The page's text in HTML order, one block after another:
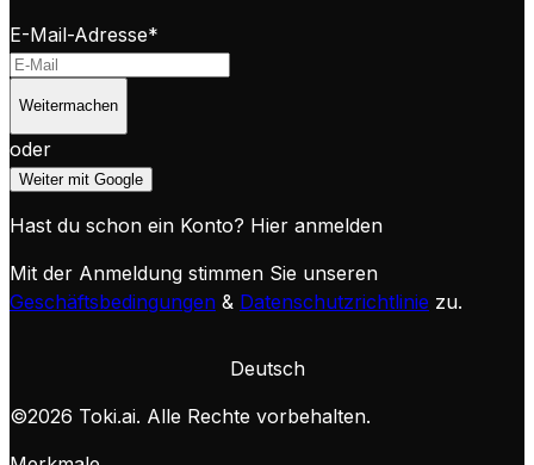
E-Mail-Adresse*
Weitermachen
oder
Weiter mit Google
Hast du schon ein Konto? Hier anmelden
Mit der Anmeldung stimmen Sie unseren
Geschäftsbedingungen & Datenschutzrichtlinie zu.
Deutsch
©2026 Toki.ai. Alle Rechte vorbehalten.